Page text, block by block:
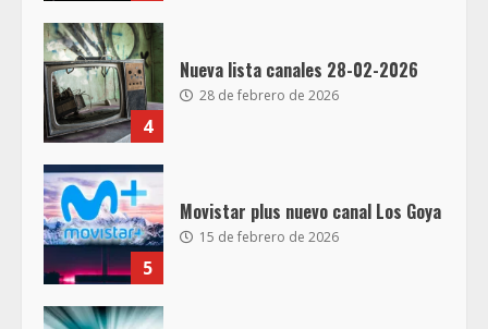
4
Nueva lista canales 28-02-2026
28 de febrero de 2026
5
Movistar plus nuevo canal Los Goya
15 de febrero de 2026